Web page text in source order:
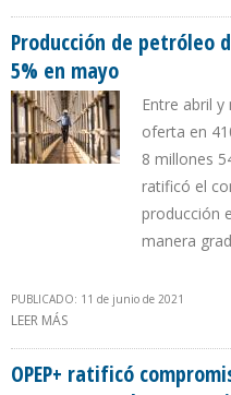
Producción de petróleo
5% en mayo
Entre abril
oferta en
8 millones
ratificó el
producción
manera
PUBLICADO: 11 de junio de 2021
LEER MÁS
OPEP+ ratificó